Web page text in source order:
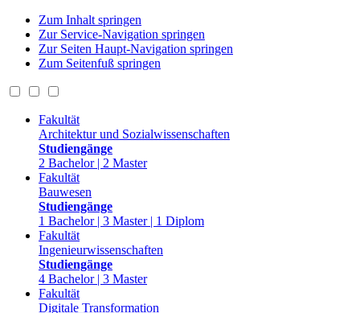
Zum Inhalt springen
Zur Service-Navigation springen
Zur Seiten Haupt-Navigation springen
Zum Seitenfuß springen
Fakultät
Architektur und Sozialwissenschaften
Studiengänge
2 Bachelor | 2 Master
Fakultät
Bauwesen
Studiengänge
1 Bachelor | 3 Master | 1 Diplom
Fakultät
Ingenieurwissenschaften
Studiengänge
4 Bachelor | 3 Master
Fakultät
Digitale Transformation